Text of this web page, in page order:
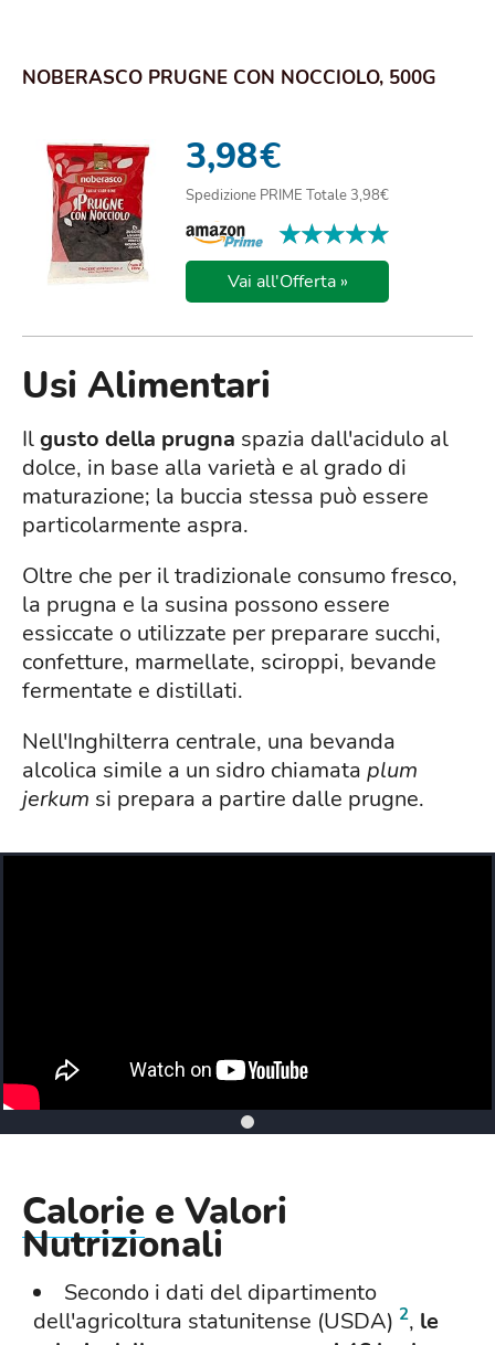
NOBERASCO PRUGNE CON NOCCIOLO, 500G
3,98€
Spedizione PRIME Totale 3,98€
★★★★★
★★★★★
Vai all'Offerta »
Usi Alimentari
Ilgusto della prugna spazia dall'acidulo al
dolce, in base alla varietà e al grado di
maturazione; la buccia stessa può essere
particolarmente aspra.
Oltre che per il tradizionale consumo fresco,
la prugna e la susina possono essere
essiccate o utilizzate per preparare succhi,
confetture, marmellate, sciroppi, bevande
fermentate e distillati.
Nell'Inghilterra centrale, una bevanda
alcolica simile a un sidro chiamata plum
jerkum si prepara a partire dalle prugne.
Calorie e Valori
Nutrizionali
Secondo i dati del dipartimento
dell'agricoltura statunitense (USDA) 2, le